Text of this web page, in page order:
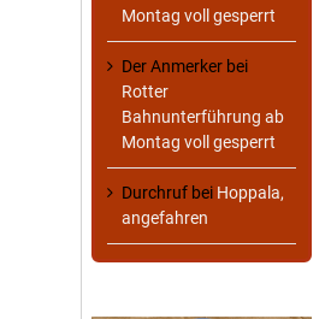
Montag voll gesperrt
Der Anmerker bei
Rotter
Bahnunterführung ab
Montag voll gesperrt
Durchruf bei Hoppala,
angefahren